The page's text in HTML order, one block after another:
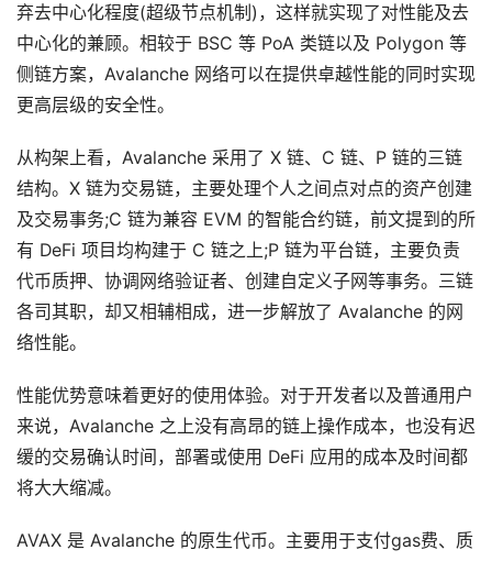
弃去中心化程度(超级节点机制)，这样就实现了对性能及去
中心化的兼顾。相较于 BSC 等 PoA 类链以及 Polygon 等
侧链方案，Avalanche 网络可以在提供卓越性能的同时实现
更高层级的安全性。
从构架上看，Avalanche 采用了 X 链、C 链、P 链的三链
结构。X 链为交易链，主要处理个人之间点对点的资产创建
及交易事务;C 链为兼容 EVM 的智能合约链，前文提到的所
有 DeFi 项目均构建于 C 链之上;P 链为平台链，主要负责
代币质押、协调网络验证者、创建自定义子网等事务。三链
各司其职，却又相辅相成，进一步解放了 Avalanche 的网
络性能。
性能优势意味着更好的使用体验。对于开发者以及普通用户
来说，Avalanche 之上没有高昂的链上操作成本，也没有迟
缓的交易确认时间，部署或使用 DeFi 应用的成本及时间都
将大大缩减。
AVAX 是 Avalanche 的原生代币。主要用于支付gas费、质